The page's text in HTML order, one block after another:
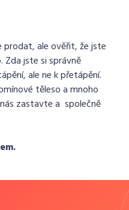
prodat, ale ověřit, že jste
jste si správně
ale ne k přetápění.
těleso a mnoho
zastavte a společně